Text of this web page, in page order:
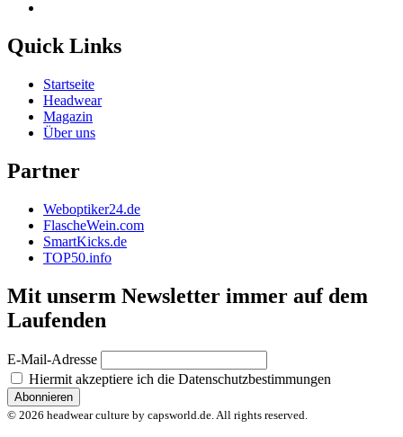
Quick Links
Startseite
Headwear
Magazin
Über uns
Partner
Weboptiker24.de
FlascheWein.com
SmartKicks.de
TOP50.info
Mit unserm Newsletter immer auf dem
Laufenden
E-Mail-Adresse
Hiermit akzeptiere ich die Datenschutzbestimmungen
© 2026 headwear culture by capsworld.de. All rights reserved.